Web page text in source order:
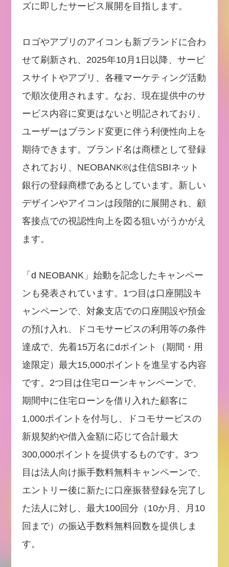
ズに即したサービス展開を目指します。
ロゴやアプリのアイコンも新ブランドに合わ
せて刷新され、2025年10月1日以降、サービ
スサイトやアプリ、各種マーケティング活動
で順次使用されます。なお、現在提供中のサ
ービス内容に変更はないと明記されており、
ユーザーはブランド変更に伴う利便性向上を
期待できます。ブランド名は商標として登録
されており、NEOBANK®は住信SBIネット
銀行の登録商標であるとしています。新しい
デザインやアイコンは段階的に展開され、顧
客接点での視認性向上を図る狙いがうかがえ
ます。
「d NEOBANK」始動を記念したキャンペー
ンも発表されています。1つ目は口座開設キ
ャンペーンで、対象支店での口座開設や預金
の預け入れ、ドコモサービスの利用等の条件
達成で、先着15万名にdポイント（期間・用
途限定）最大15,000ポイントを進呈する内容
です。2つ目は住宅ローンキャンペーンで、
期間中に住宅ローンを借り入れた顧客に
1,000ポイントを付与し、ドコモサービスの
新規契約や借入金額に応じて合計最大
300,000ポイントを提供するものです。3つ
目は法人向け振手数料無料キャンペーンで、
エントリー後に新たに口座振替登録を完了し
た法人に対し、最大100回分（10か月、月10
回まで）の振込手数料無料回数を提供しま
す。